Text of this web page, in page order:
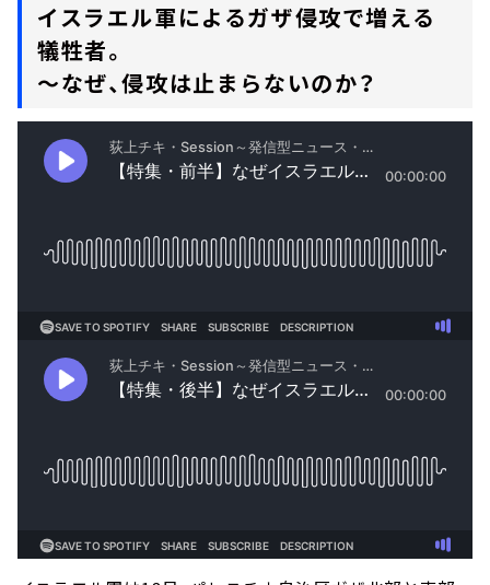
イスラエル軍によるガザ侵攻で増える
犠牲者。
～なぜ、侵攻は止まらないのか？